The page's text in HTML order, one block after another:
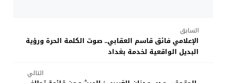
السابق
الإعلامي فائق قاسم العقابي.. صوت الكلمة الحرة ورؤية
البديل الواقعية لخدمة بغداد
التالي